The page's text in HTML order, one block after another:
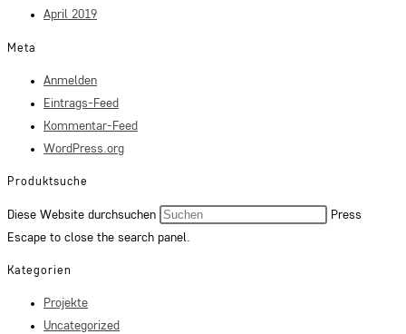
April 2019
Meta
Anmelden
Eintrags-Feed
Kommentar-Feed
WordPress.org
Produktsuche
Diese Website durchsuchen
Press
Escape to close the search panel.
Kategorien
Projekte
Uncategorized